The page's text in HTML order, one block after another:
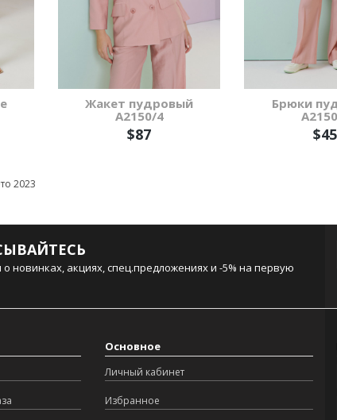
Жакет пудровый
А2150/4
$87
Брюки
$45
2023
новинках, акциях, спец.предложениях и -5% на первую
Основное
Личный кабинет
Избранное